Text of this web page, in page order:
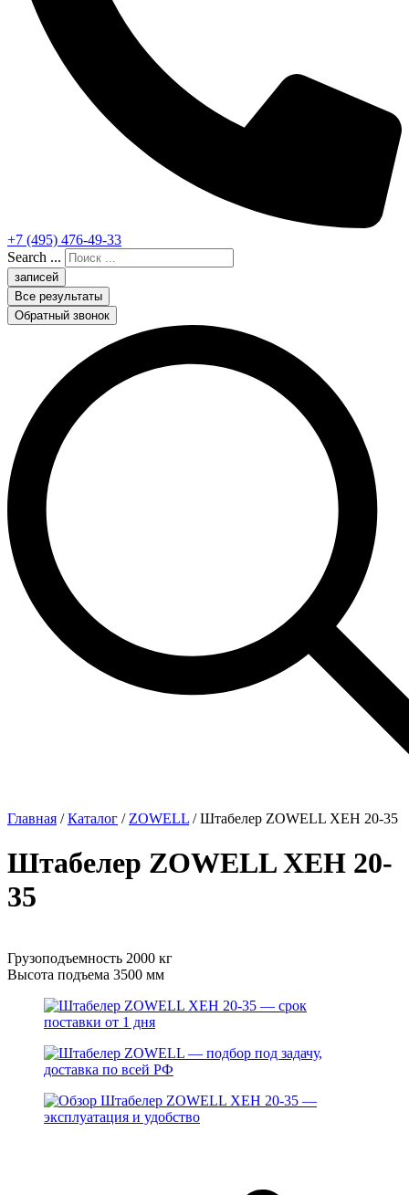
+7 (495) 476-49-33
Search ...
записей
Все результаты
Обратный звонок
Главная /Каталог / ZOWELL /Штабелер ZOWELL XEH 20-35
Штабелер ZOWELL XEH 20-
35
Грузоподъемность 2000 кг
Высота подъема 3500 мм